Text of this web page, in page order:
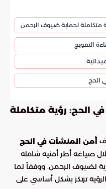
متكاملة لحماية ضيوف الرحمن
التفويج
الحج
الحج: رؤية متكاملة
أمن المنشآت في الحج
صياغة أطر أمنية شاملة
لضيوف الرحمن. ووفقاً لما
ترتكز بشكل أساسي على